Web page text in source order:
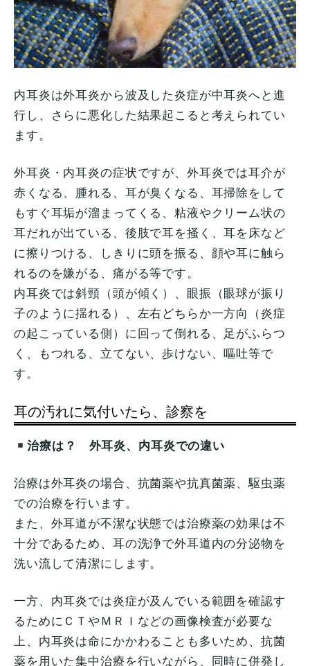
内耳炎は外耳炎から波及した炎症が中耳炎へと進
行し、さらに悪化した結果起こると考えられてい
ます。
外耳炎・内耳炎の症状ですが、外耳炎では耳介が
赤くなる、腫れる、耳が臭くなる、耳掃除をして
もすぐ耳垢が溜まってくる、粘液やクリーム状の
耳だれが出ている、後肢で耳を掻く、耳を床など
に擦りつける、しきりに頭を振る、顔や耳に触ら
れるのを嫌がる、痛がる等です。
内耳炎では斜頸（頭が傾く）、眼振（眼球が振り
子のように揺れる）、左右どちらか一方向（炎症
の起こっている側）に回って倒れる、足がふらつ
く、もつれる、立てない、歩けない、嘔吐等で
す。
耳の汚れに気付いたら、診察を
治療は？ 外耳炎、内耳炎での違い
治療は外耳炎の場合、抗菌薬や抗真菌薬、駆虫薬
での治療を行います。
また、外耳道が不潔な状態では治療薬の効果は不
十分であるため、耳の洗浄で外耳道内の分泌物を
洗い流して清潔にします。
一方、内耳炎では炎症が及んでいる範囲を確認す
るためにＣＴやＭＲＩなどの画像検査が必要な
上、内耳炎は命にかかわることも多いため、抗菌
薬を用いた集中治療を行いながら、同時に併発し